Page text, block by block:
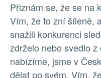
Přiznám se, že se na
Vím, že to zní šíleně,
snažili konkurenci
zdrželo nebo svedlo
nabízíme, jsme v
dělat po svém. Vím,